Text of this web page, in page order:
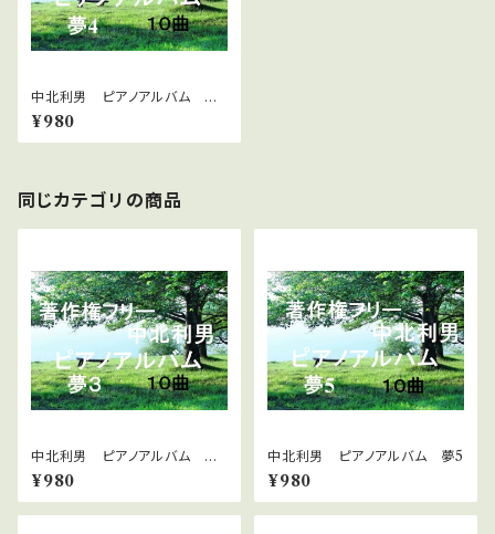
中北利男 ピアノアルバム 夢
４
¥980
同じカテゴリの商品
中北利男 ピアノアルバム 夢
３
¥980
中北利男 ピアノアルバム 夢5
¥980